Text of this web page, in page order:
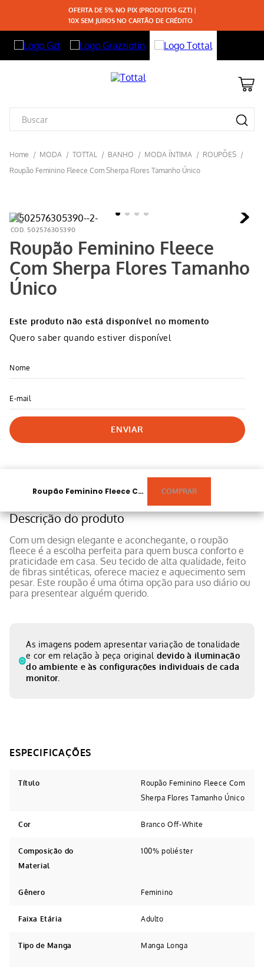
OFERTA DE 5% NO PIX (PRODUTOS GZT) |
10X SEM JUROS NO CARTÃO DE CRÉDITO
TOTTAL BANHO
ROUPÕES
Roupão Feminino Fleece Com Sherpa Flores Tamanho Único
502576305390
Roupão Feminino Fleece
Com Sherpa Flores Tamanho
Único
Este produto não está disponível no momento
Quero saber quando estiver disponível
ENVIAR
Roupão Feminino Fleece Com Sherpa Flores Tamanho Único
Descrição do produto
Com um design elegante e aconchegante, o roupão
fleece é a escolha perfeita para quem busca conforto e
praticidade em casa. Seu tecido de alta qualidade, feito
de fibras sintéticas, oferece maciez e aquecimento sem
pesar. Este roupão é uma ótima opção para uso diário ou
para presentear alguém querido.
As imagens podem apresentar variação de tonalidade
e cor em relação à peça original devido à iluminação
do ambiente e às configurações individuais de cada
monitor.
Título
Roupão Feminino Fleece Com
Sherpa Flores Tamanho Único
Cor Branco Off-White
Composição do
Material
100% poliéster
Gênero Feminino
Faixa Etária Adulto
Tipo de Manga Manga Longa